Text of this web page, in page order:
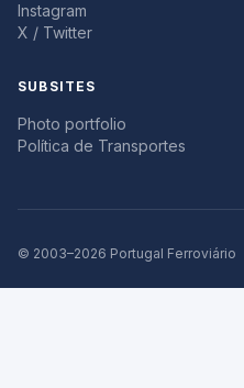
Instagram
X / Twitter
SUBSITES
Photo portfolio
Política de Transportes
© 2003–2026 Portugal Ferroviário